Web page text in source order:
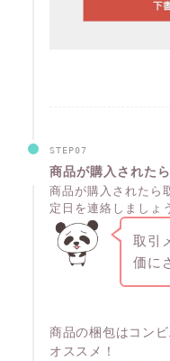
STEP07
商品が購入されたら
商品が購入されたら
定日を連絡しましょ
取引
価に
商品の梱包はコン
オススメ！